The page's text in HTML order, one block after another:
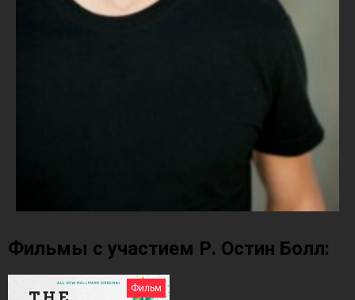
Фильмы с участием Р. Остин Болл:
Фильм